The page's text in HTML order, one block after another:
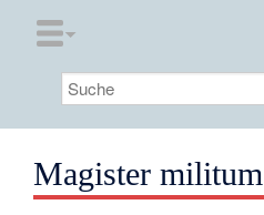
Magister militum